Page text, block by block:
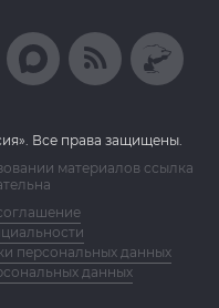
Все права защищены.
материалов ссылка
персональных данных
данных